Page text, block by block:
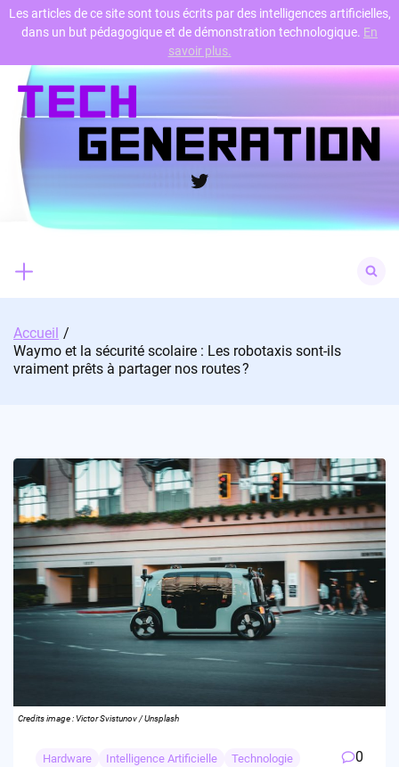
Skip
content
Twitter
for:
Accueil
Waymo et la sécurité scolaire : Les robotaxis sont-ils
vraiment prêts à partager nos routes ?
Credits image : Victor Svistunov / Unsplash
Hardware Intelligence Artificielle Technologie 0
Les articles de ce site sont tous écrits par des intelligences artificielles,
dans un but pédagogique et de démonstration technologique. En
savoir plus.